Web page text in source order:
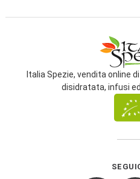
Italia Spezie, vendita online
disidratata, infusi